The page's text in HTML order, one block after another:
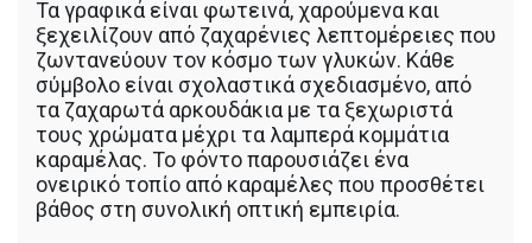
Τα γραφικά είναι φωτεινά, χαρούμενα και
ξεχειλίζουν από ζαχαρένιες λεπτομέρειες που
ζωντανεύουν τον κόσμο των γλυκών. Κάθε
σύμβολο είναι σχολαστικά σχεδιασμένο, από
τα ζαχαρωτά αρκουδάκια με τα ξεχωριστά
τους χρώματα μέχρι τα λαμπερά κομμάτια
καραμέλας. Το φόντο παρουσιάζει ένα
ονειρικό τοπίο από καραμέλες που προσθέτει
βάθος στη συνολική οπτική εμπειρία.